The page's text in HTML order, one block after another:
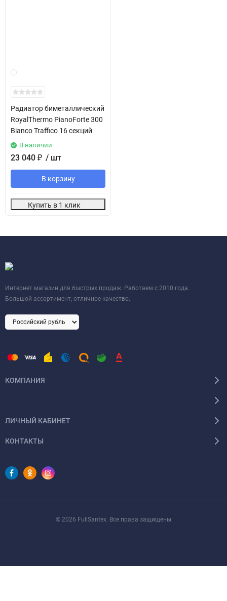
Радиатор биметаллический
RoyalThermo PianoForte 300
Bianco Traffico 16 секций
В наличии
23 040 ₽ / шт
В корзину
Купить в 1 клик
Интернет магазин для быстрых продаж. Работаем с 2010 года.
Большой ассортимент, отличное качество.
КОМПАНИЯ
ЛИЧНЫЙ КАБИНЕТ
КОНТАКТЫ
© 2026 FullSantex. Все права защищены